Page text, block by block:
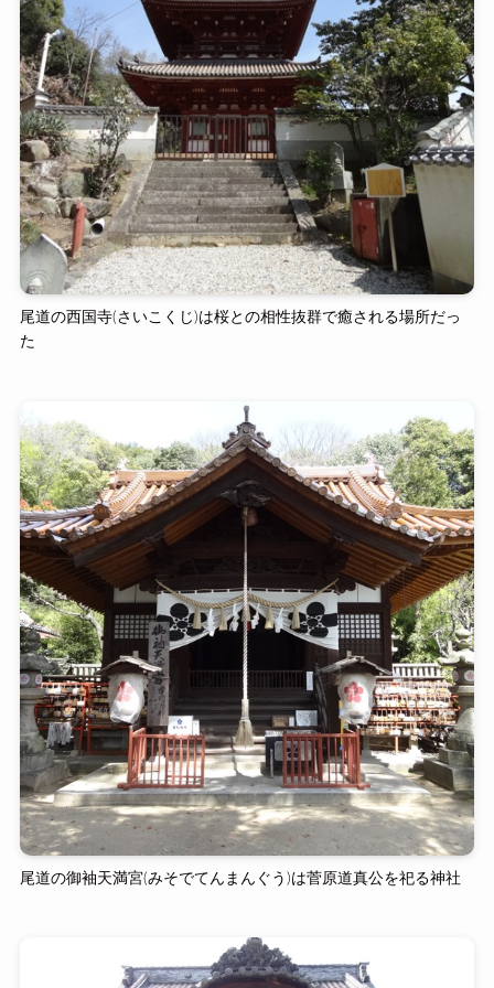
尾道の西国寺(さいこくじ)は桜との相性抜群で癒される場所だっ
た
尾道の御袖天満宮(みそでてんまんぐう)は菅原道真公を祀る神社